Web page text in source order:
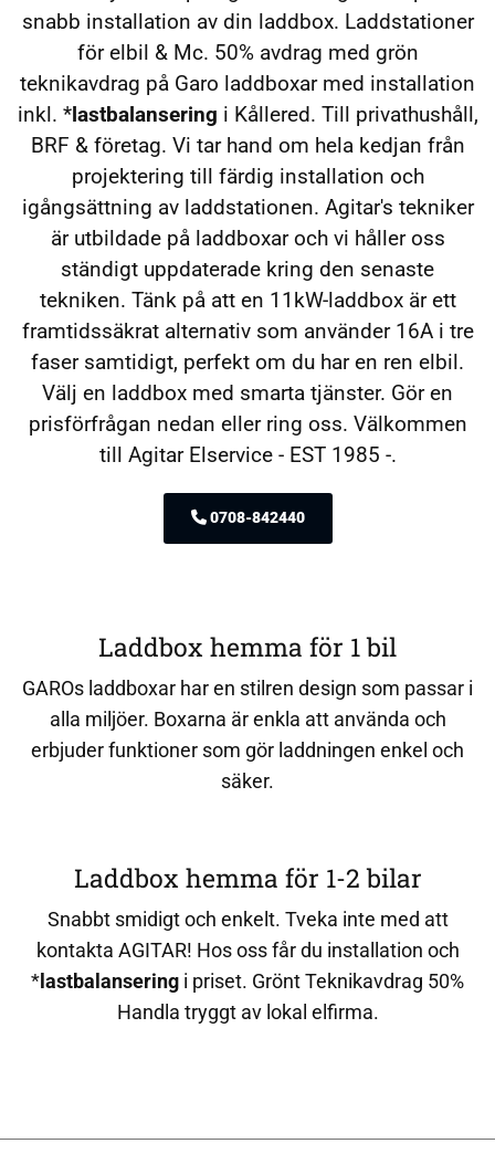
snabb installation av din laddbox. Laddstationer
för elbil & Mc. 50% avdrag med grön
teknikavdrag på Garo laddboxar med installation
inkl. *lastbalansering i Kållered. Till privathushåll,
BRF & företag. Vi tar hand om hela kedjan från
projektering till färdig installation och
igångsättning av laddstationen. Agitar's tekniker
är utbildade på laddboxar och vi håller oss
ständigt uppdaterade kring den senaste
tekniken. Tänk på att en 11kW-laddbox är ett
framtidssäkrat alternativ som använder 16A i tre
faser samtidigt, perfekt om du har en ren elbil.
Välj en laddbox med smarta tjänster. Gör en
prisförfrågan nedan eller ring oss. Välkommen
till Agitar Elservice - EST 1985 -.
0708-842440
Laddbox hemma för 1 bil
GAROs laddboxar har en stilren design som passar i
alla miljöer. Boxarna är enkla att använda och
erbjuder funktioner som gör laddningen enkel och
säker.
Laddbox hemma för 1-2 bilar
Snabbt smidigt och enkelt. Tveka inte med att
kontakta AGITAR! Hos oss får du installation och
* lastbalansering i priset. Grönt Teknikavdrag 50%
Handla tryggt av lokal elfirma.